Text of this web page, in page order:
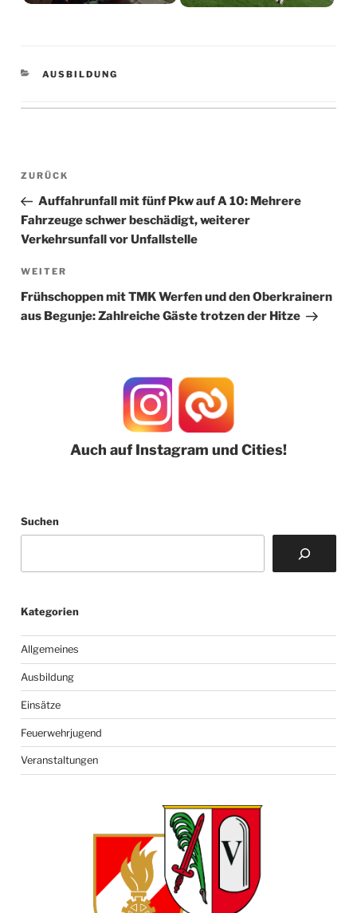
KATEGORIEN
AUSBILDUNG
Beitragsnavigation
Vorheriger
ZURÜCK
Auffahrunfall mit fünf Pkw auf A 10: Mehrere
Fahrzeuge schwer beschädigt, weiterer
Verkehrsunfall vor Unfallstelle
Nächster
Beitrag
WEITER
Frühschoppen mit TMK Werfen und den Oberkrainern
aus Begunje: Zahlreiche Gäste trotzen der Hitze
Auch auf Instagram und Cities!
Suchen
Kategorien
Allgemeines
Ausbildung
Einsätze
Feuerwehrjugend
Veranstaltungen